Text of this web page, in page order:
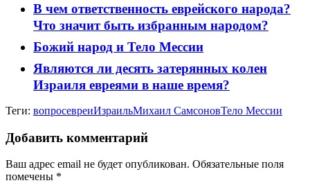
В чем ответственность еврейского народа?
Что значит быть избранным народом?
Божий народ и Тело Мессии
Являются ли десять затерянных колен
Израиля евреями в наше время?
Теги: вопросевреиИзраильМихаил СамсоновТело Мессии
Добавить комментарий
Ваш адрес email не будет опубликован. Обязательные поля
помечены *